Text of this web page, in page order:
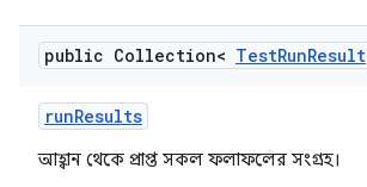
public Collection< TestRunResult
runResults
আহ্বান থেকে প্রাপ্ত সকল ফলাফলের সংগ্রহ।